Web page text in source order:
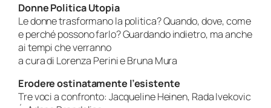
Donne Politica Utopia
Le donne trasformano la politica? Quando, dove, come
e perché possono farlo? Guardando indietro, ma anche
ai tempi che verranno
a cura di Lorenza Perini e Bruna Mura
Erodere ostinatamente l’esistente
Tre voci a confronto: Jacqueline Heinen, Rada Ivekovic